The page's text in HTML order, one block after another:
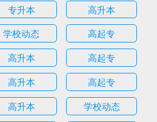
专升本
高升本
学校动态
高起专
高升本
高起专
高升本
高起专
高升本
学校动态